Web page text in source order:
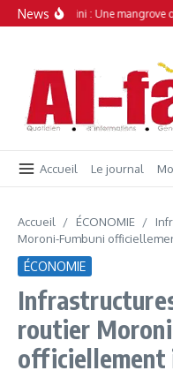
Aller au contenu
News
Simamboini : Une mangrove
Accueil Le journal
Accueil / ÉCONOMIE/
Moroni-Fumbuni
ÉCONOMIE
routier
officiellement